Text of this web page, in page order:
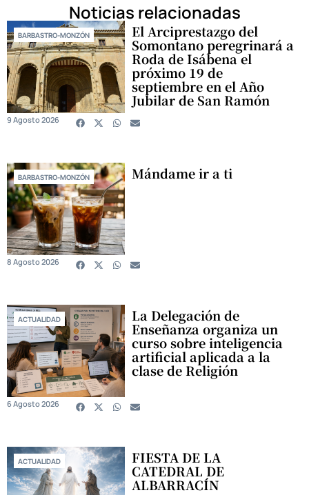
Noticias relacionadas
BARBASTRO-MONZÓN El Arciprestazgo del
Somontano peregrinará a
Roda de Isábena el
próximo 19 de
septiembre en el Año
Jubilar de San Ramón
9 Agosto 2026
BARBASTRO-MONZÓN Mándame ir a ti
8 Agosto 2026
ACTUALIDAD La Delegación de
Enseñanza organiza un
curso sobre inteligencia
artificial aplicada a la
clase de Religión
6 Agosto 2026
ACTUALIDAD FIESTA DE LA
CATEDRAL DE
ALBARRACÍN